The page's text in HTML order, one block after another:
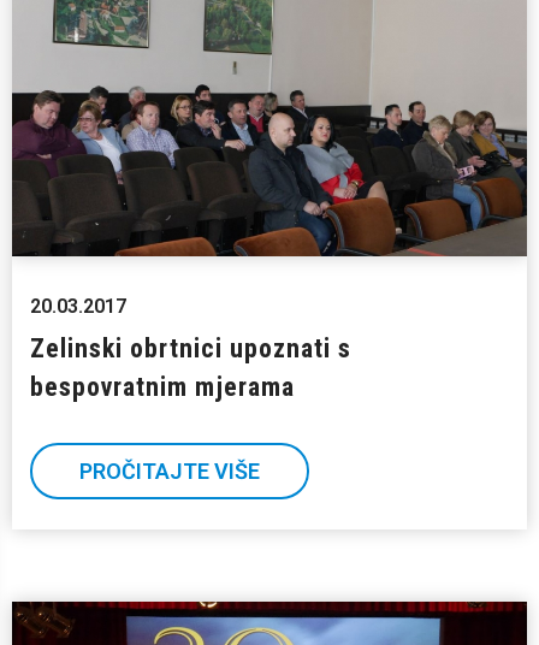
20.03.2017
Zelinski obrtnici upoznati s
bespovratnim mjerama
PROČITAJTE VIŠE